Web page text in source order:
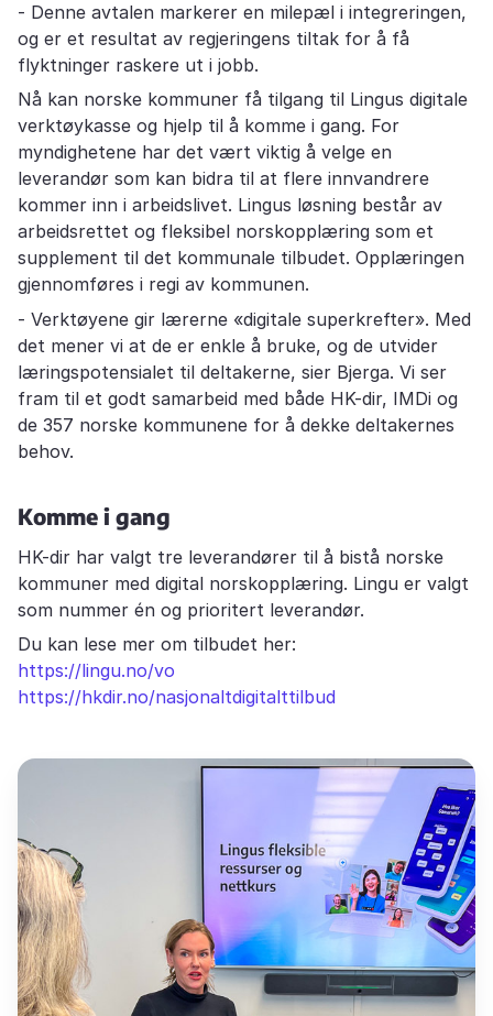
- Denne avtalen markerer en milepæl i integreringen,
og er et resultat av regjeringens tiltak for å få
flyktninger raskere ut i jobb.
Nå kan norske kommuner få tilgang til Lingus digitale
verktøykasse og hjelp til å komme i gang. For
myndighetene har det vært viktig å velge en
leverandør som kan bidra til at flere innvandrere
kommer inn i arbeidslivet. Lingus løsning består av
arbeidsrettet og fleksibel norskopplæring som et
supplement til det kommunale tilbudet. Opplæringen
gjennomføres i regi av kommunen.
- Verktøyene gir lærerne «digitale superkrefter». Med
det mener vi at de er enkle å bruke, og de utvider
læringspotensialet til deltakerne, sier Bjerga. Vi ser
fram til et godt samarbeid med både HK-dir, IMDi og
de 357 norske kommunene for å dekke deltakernes
behov.
Komme i gang
HK-dir har valgt tre leverandører til å bistå norske
kommuner med digital norskopplæring. Lingu er valgt
som nummer én og prioritert leverandør.
Du kan lese mer om tilbudet her:
https://lingu.no/vo
https://hkdir.no/nasjonaltdigitalttilbud